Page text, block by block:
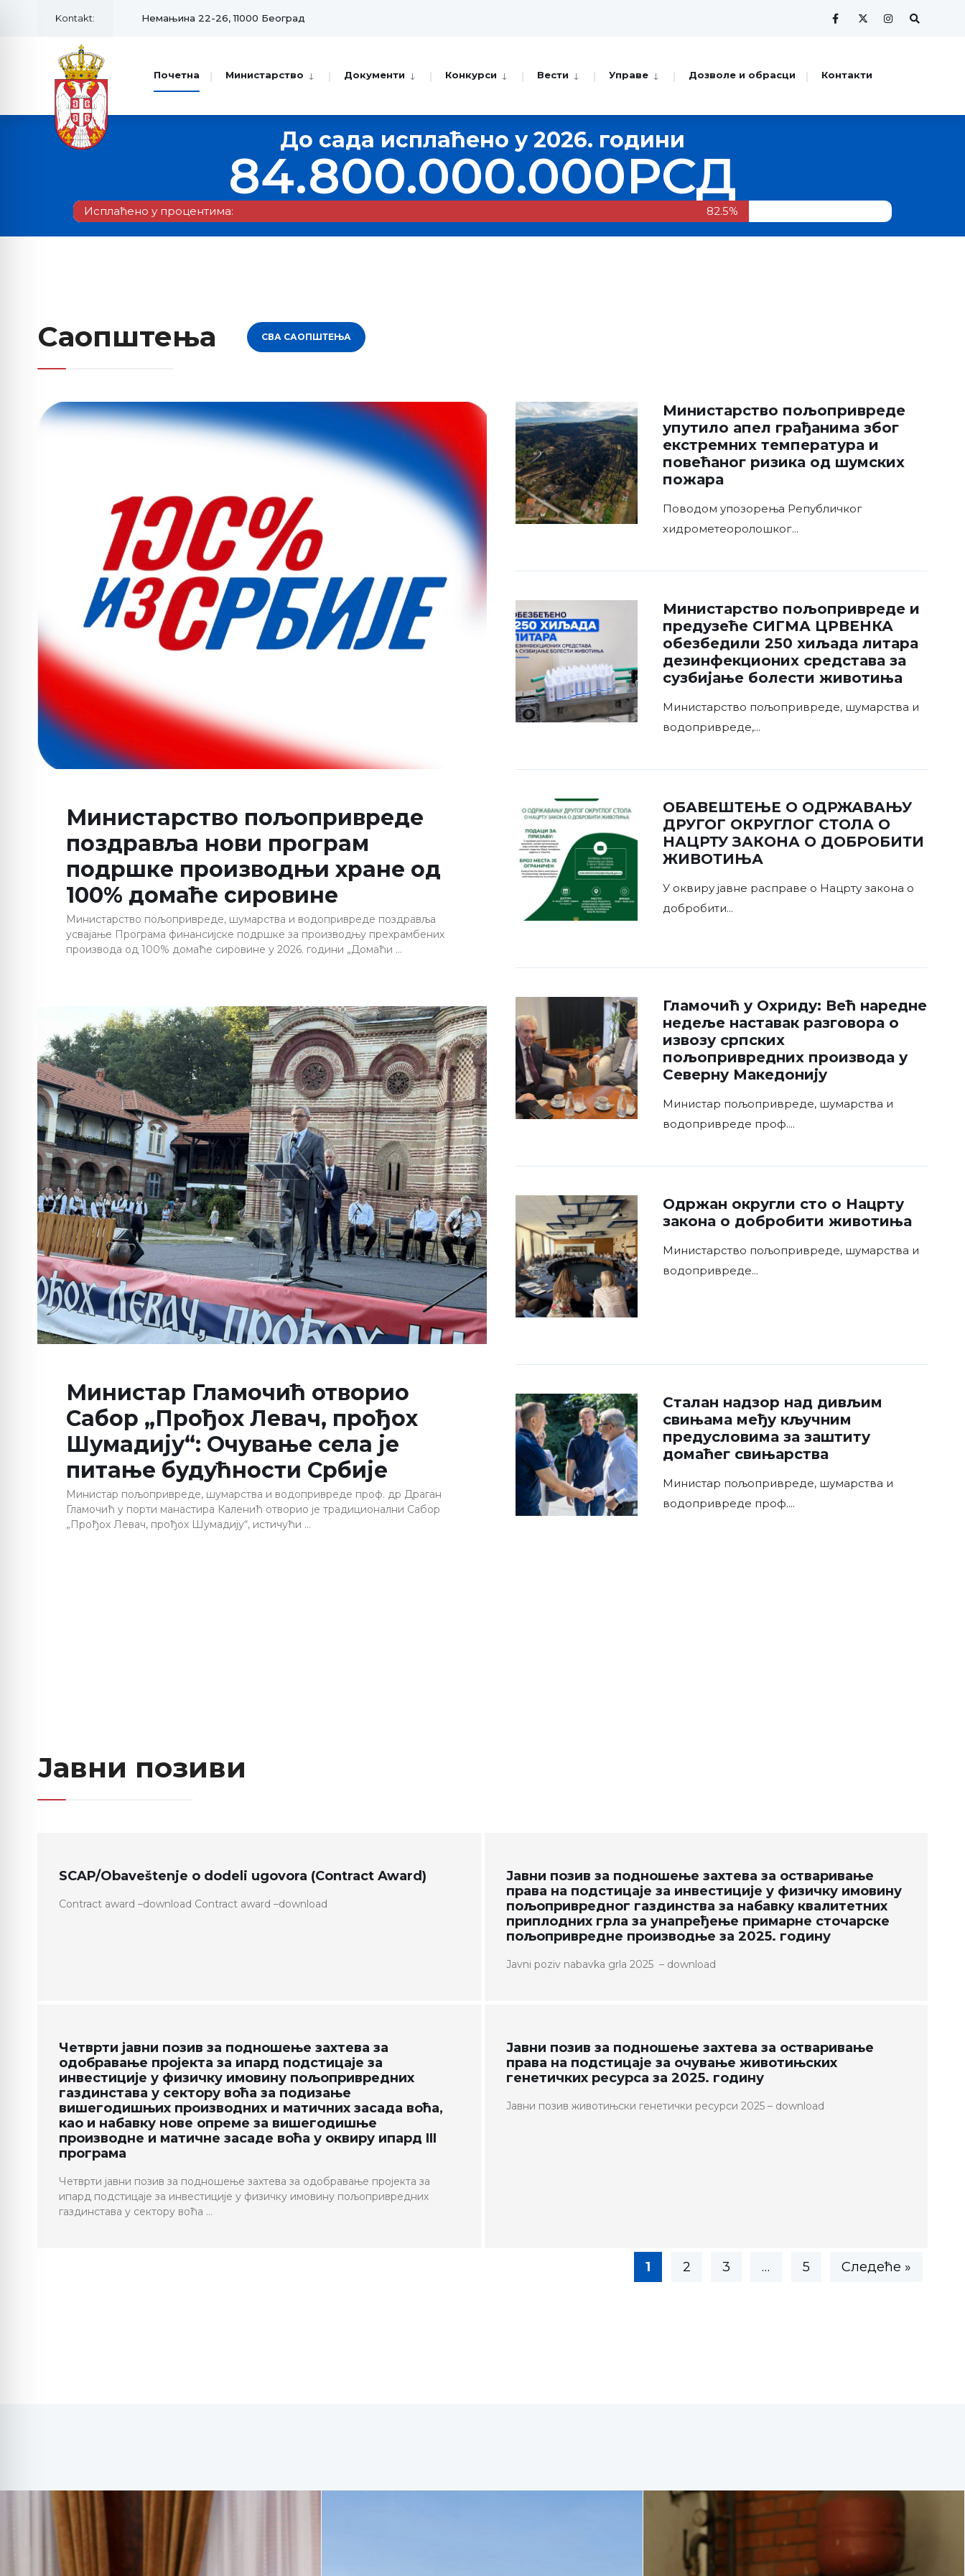
Kontakt: Немањина 22-26, 11000 Београд
Почетна Министарство Документи Конкурси Вести Управе Дозволе и обрасци Контакти
До сада исплаћено у 2026. години
84.800.000.000РСД
Исплаћено у процентима: 82.5%
Саопштења СВА САОПШТЕЊА
Министарство пољопривреде
поздравља нови програм
подршке производњи хране од
100% домаће сировине
Министарство пољопривреде, шумарства и водопривреде поздравља
усвајање Програма финансијске подршке за производњу прехрамбених
производа од 100% домаће сировине у 2026. години „Домаћи …
Министар Гламочић отворио
Сабор „Прођох Левач, прођох
Шумадију“: Очување села је
питање будућности Србије
Министар пољопривреде, шумарства и водопривреде проф. др Драган
Гламочић у порти манастира Каленић отворио је традиционални Сабор
„Прођох Левач, прођох Шумадију“, истичући …
Министарство пољопривреде
упутило апел грађанима због
екстремних температура и
повећаног ризика од шумских
пожара
Поводом упозорења Републичког
хидрометеоролошког...
Министарство пољопривреде и
предузеће СИГМА ЦРВЕНКА
обезбедили 250 хиљада литара
дезинфекционих средстава за
сузбијање болести животиња
Министарство пољопривреде, шумарства и
водопривреде,...
ОБАВЕШТЕЊЕ О ОДРЖАВАЊУ
ДРУГОГ ОКРУГЛОГ СТОЛА О
НАЦРТУ ЗАКОНА О ДОБРОБИТИ
ЖИВОТИЊА
У оквиру јавне расправе о Нацрту закона о
добробити...
Гламочић у Охриду: Већ наредне
недеље наставак разговора о
извозу српских
пољопривредних производа у
Северну Македонију
Министар пољопривреде, шумарства и
водопривреде проф....
Одржан округли сто о Нацрту
закона о добробити животиња
Министарство пољопривреде, шумарства и
водопривреде...
Сталан надзор над дивљим
свињама међу кључним
предусловима за заштиту
домаћег свињарства
Министар пољопривреде, шумарства и
водопривреде проф....
Јавни позиви
SCAP/Obaveštenje o dodeli ugovora (Contract Award)
Contract award –download Contract award –download
Јавни позив за подношење захтева за остваривање
права на подстицаје за инвестиције у физичку имовину
пољопривредног газдинства за набавку квалитетних
приплодних грла за унапређење примарне сточарске
пољопривредне производње за 2025. годину
Јavni poziv nabavka grla 2025 – download
Четврти јавни позив за подношење захтева за
одобравање пројекта за ипард подстицаје за
инвестиције у физичку имовину пољопривредних
газдинстава у сектору воћа за подизање
вишегодишњих производних и матичних засада воћа,
као и набавку нове опреме за вишегодишње
производне и матичне засаде воћа у оквиру ипард III
програма
Четврти јавни позив за подношење захтева за одобравање пројекта за
ипард подстицаје за инвестиције у физичку имовину пољопривредних
газдинстава у сектору воћа …
Јавни позив за подношење захтева за остваривање
права на подстицаје за очување животињских
генетичких ресурса за 2025. годину
Јавни позив животињски генетички ресурси 2025 – download
1 2 3 … 5 Следеће »